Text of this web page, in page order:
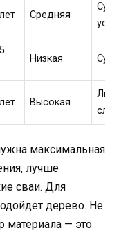
Средняя
Низкая
Высокая
максимальная
лучше
сваи. Для
дерево. Не
материала — это